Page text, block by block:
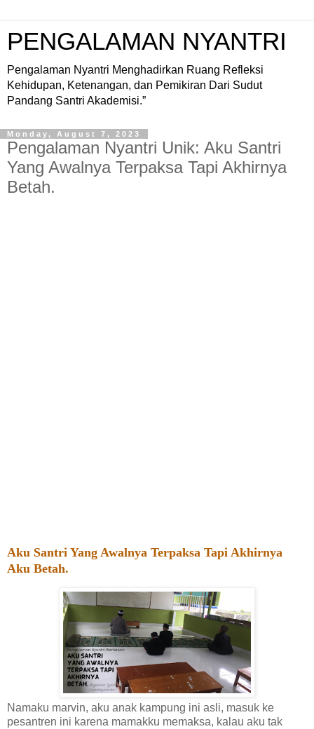
PENGALAMAN NYANTRI
Pengalaman Nyantri Menghadirkan Ruang Refleksi
Kehidupan, Ketenangan, dan Pemikiran Dari Sudut
Pandang Santri Akademisi.”
Monday, August 7, 2023
Pengalaman Nyantri Unik: Aku Santri
Yang Awalnya Terpaksa Tapi Akhirnya
Betah.
Aku Santri Yang Awalnya Terpaksa Tapi Akhirnya
Aku Betah.
Namaku marvin, aku anak kampung ini asli, masuk ke
pesantren ini karena mamakku memaksa, kalau aku tak